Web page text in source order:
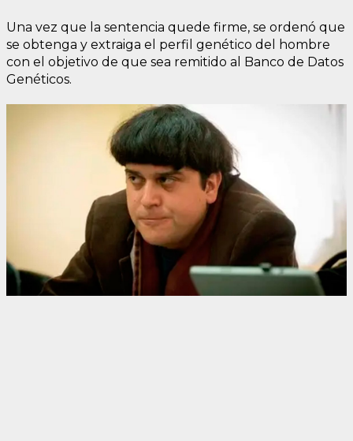
Una vez que la sentencia quede firme, se ordenó que
se obtenga y extraiga el perfil genético del hombre
con el objetivo de que sea remitido al Banco de Datos
Genéticos.